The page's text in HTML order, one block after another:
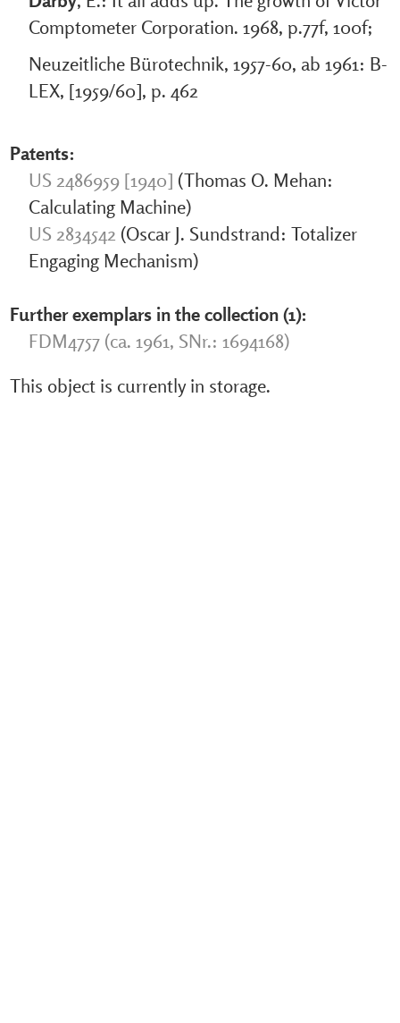
Comptometer Corporation. 1968, p.77f, 100f;
Neuzeitliche Bürotechnik, 1957-60, ab 1961: B-
LEX, [1959/60], p. 462
Patents:
US 2486959 [1940] (Thomas O. Mehan:
Calculating Machine)
US 2834542 (Oscar J. Sundstrand: Totalizer
Engaging Mechanism)
Further exemplars in the collection (1):
FDM4757 (ca. 1961, SNr.: 1694168)
This object is currently in storage.